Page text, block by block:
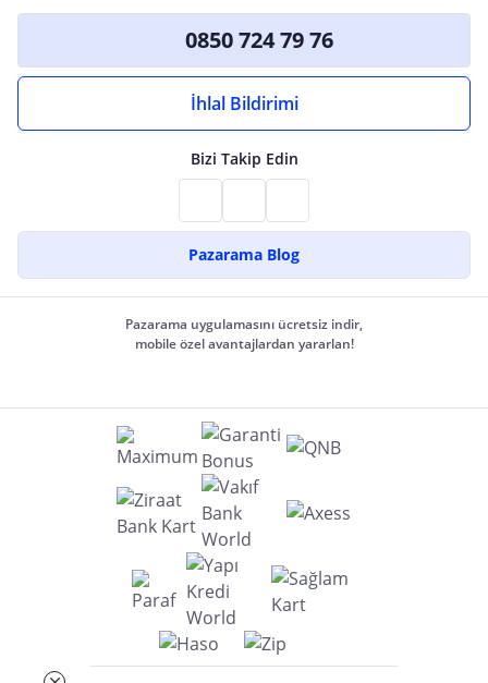
0850 724 79 76
İhlal Bildirimi
Bizi Takip Edin
Pazarama Blog
Pazarama uygulamasını ücretsiz indir,
mobile özel avantajlardan yararlan!